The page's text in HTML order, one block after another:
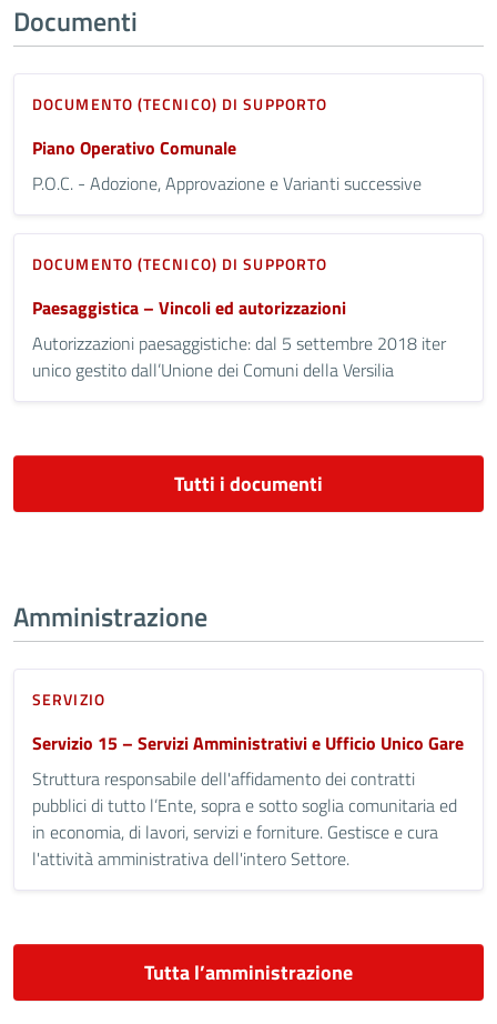
Documenti
DOCUMENTO (TECNICO) DI SUPPORTO
Piano Operativo Comunale
P.O.C. - Adozione, Approvazione e Varianti successive
DOCUMENTO (TECNICO) DI SUPPORTO
Paesaggistica – Vincoli ed autorizzazioni
Autorizzazioni paesaggistiche: dal 5 settembre 2018 iter
unico gestito dall’Unione dei Comuni della Versilia
Tutti i documenti
Amministrazione
SERVIZIO
Servizio 15 – Servizi Amministrativi e Ufficio Unico Gare
Struttura responsabile dell'affidamento dei contratti
pubblici di tutto l’Ente, sopra e sotto soglia comunitaria ed
in economia, di lavori, servizi e forniture. Gestisce e cura
l'attività amministrativa dell'intero Settore.
Tutta l’amministrazione